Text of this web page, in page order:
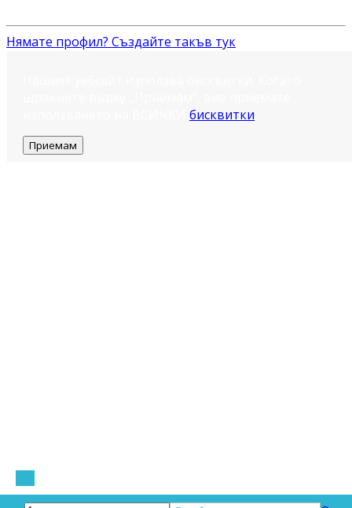
Нямате профил? Създайте такъв тук
бисквитки
Приемам